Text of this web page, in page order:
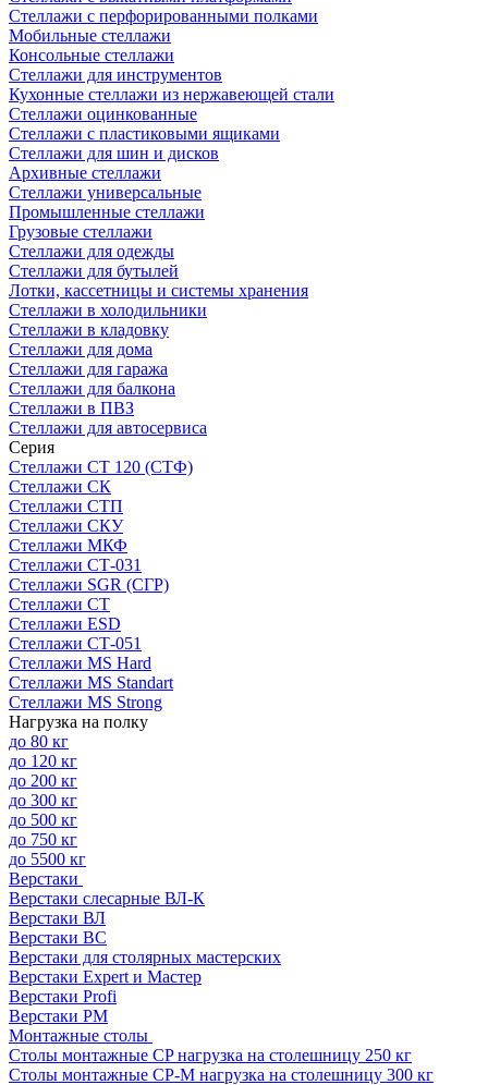
Стеллажи с перфорированными полками
Мобильные стеллажи
Консольные стеллажи
Стеллажи для инструментов
Кухонные стеллажи из нержавеющей стали
Стеллажи оцинкованные
Стеллажи с пластиковыми ящиками
Стеллажи для шин и дисков
Архивные стеллажи
Стеллажи универсальные
Промышленные стеллажи
Грузовые стеллажи
Стеллажи для одежды
Стеллажи для бутылей
Лотки, кассетницы и системы хранения
Стеллажи в холодильники
Стеллажи в кладовку
Стеллажи для дома
Стеллажи для гаража
Стеллажи для балкона
Стеллажи в ПВЗ
Стеллажи для автосервиса
Серия
Стеллажи СТ 120 (СТФ)
Стеллажи СК
Стеллажи СТП
Стеллажи СКУ
Стеллажи МКФ
Стеллажи СТ-031
Стеллажи SGR (СГР)
Стеллажи СТ
Стеллажи ESD
Стеллажи СТ-051
Стеллажи MS Hard
Стеллажи MS Standart
Стеллажи MS Strong
Нагрузка на полку
до 80 кг
до 120 кг
до 200 кг
до 300 кг
до 500 кг
до 750 кг
до 5500 кг
Верстаки
Верстаки слесарные ВЛ-К
Верстаки ВЛ
Верстаки ВС
Верстаки для столярных мастерских
Верстаки Expert и Мастер
Верстаки Profi
Верстаки РМ
Монтажные столы
Столы монтажные СP нагрузка на столешницу 250 кг
Столы монтажные СР-М нагрузка на столешницу 300 кг